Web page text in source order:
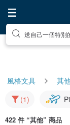
送自己一個特別
風格文具 其
(1)
422 件 “其他” 商品